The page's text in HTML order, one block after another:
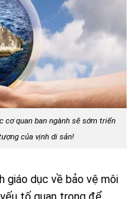
cơ quan ban ngành sẽ sớm triển
của vịnh di sản!
giáo dục về bảo vệ môi
tố quan trọng để